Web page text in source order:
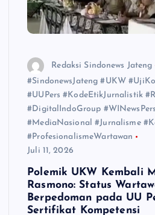
Redaksi Sindonews Jateng
#SindonewsJateng #UKW
#UUPers #KodeEtikJurnalistik
#DigitalIndoGroup
#MediaNasional #Jurnalisme
#ProfesionalismeWartawan
Juli 11, 2026
Polemik UKW Kembali
Rasmono: Status
Berpedoman pada UU
Sertifikat Kompetensi